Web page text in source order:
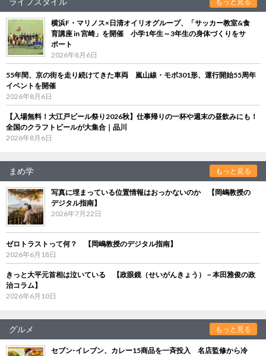
横浜F・マリノス×日清オイリオグループ、「サッカー教室&食
育講座 in 宮崎」を開催 小学1年生～3年生の身体づくりをサ
ポート
2026年8月6日
55年間、京の街を走り続けてきた車両 嵐山線・モボ301形、運行開始55周年
イベントを開催
2026年8月6日
【入場無料！大江戸ビール祭り2026秋】仕事帰りの一杯や週末の昼飲みにも！
全国のクラフトビールが大集合｜品川
2026年8月6日
まめ学 もっと見る
写真に埋まっている位置情報はおっかないのか 【岡嶋教授の
デジタル指南】
2026年7月22日
ゼロトラストって何？ 【岡嶋教授のデジタル指南】
2026年6月18日
きっと大平元首相は泣いている 【政眼鏡（せいがんきょう）－本田雅俊の政
治コラム】
2026年6月10日
グルメ もっと見る
セブン‐イレブン、カレー15商品を一斉投入 名店監修から冷